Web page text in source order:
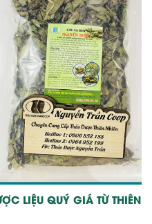
LIỆU QUÝ GIÁ TỪ THIÊN